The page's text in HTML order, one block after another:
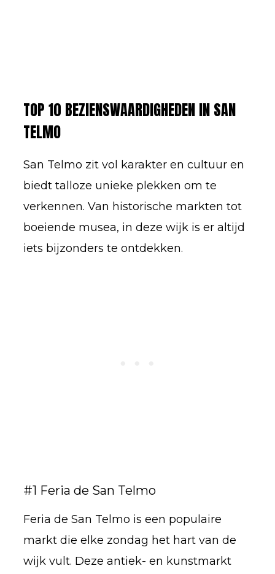
TOP 10 BEZIENSWAARDIGHEDEN IN SAN
TELMO
San Telmo zit vol karakter en cultuur en
biedt talloze unieke plekken om te
verkennen. Van historische markten tot
boeiende musea, in deze wijk is er altijd
iets bijzonders te ontdekken.
#1 Feria de San Telmo
Feria de San Telmo is een populaire
markt die elke zondag het hart van de
wijk vult. Deze antiek- en kunstmarkt